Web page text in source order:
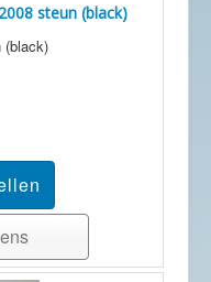
steun (black)
(black)